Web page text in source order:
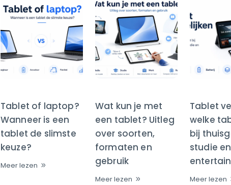
Tablet of laptop?
Wanneer is een
tablet de slimste
keuze?
Meer lezen
Wat kun je met
een tablet? Uitleg
over soorten,
formaten en
gebruik
Meer lezen
Tablet
welke
bij
studie en
Meer lezen